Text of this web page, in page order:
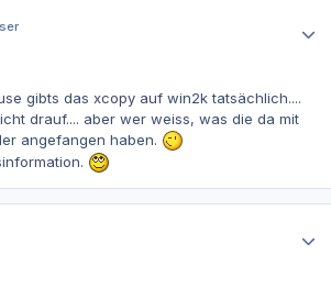
gibts das xcopy auf win2k tatsächlich....
drauf.... aber wer weiss, was die da mit
angefangen haben.